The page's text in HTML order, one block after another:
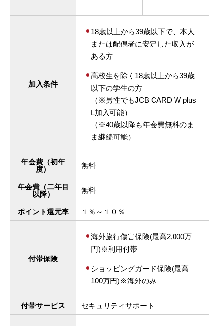
加入条件
18歳以上から39歳以下で、本人
または配偶者に安定した収入が
ある方
高校生を除く18歳以上から39歳
以下の学生の方
（※男性でもJCB CARD W plus
L加入可能）
（※40歳以降も年会費無料のま
ま継続可能）
年会費（初年
度）
無料
年会費（二年目
以降）
無料
ポイント還元率 １％～１０％
付帯保険
海外旅行傷害保険(最高2,000万
円)※利用付帯
ショッピングガード保険(最高
100万円)※海外のみ
付帯サービス セキュリティサポート